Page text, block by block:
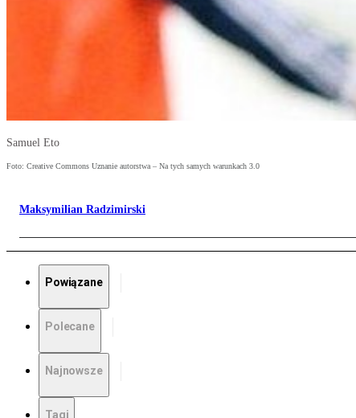
Samuel Eto
Foto: Creative Commons Uznanie autorstwa – Na tych samych warunkach 3.0
Maksymilian Radzimirski
Powiązane
Polecane
Najnowsze
Tagi